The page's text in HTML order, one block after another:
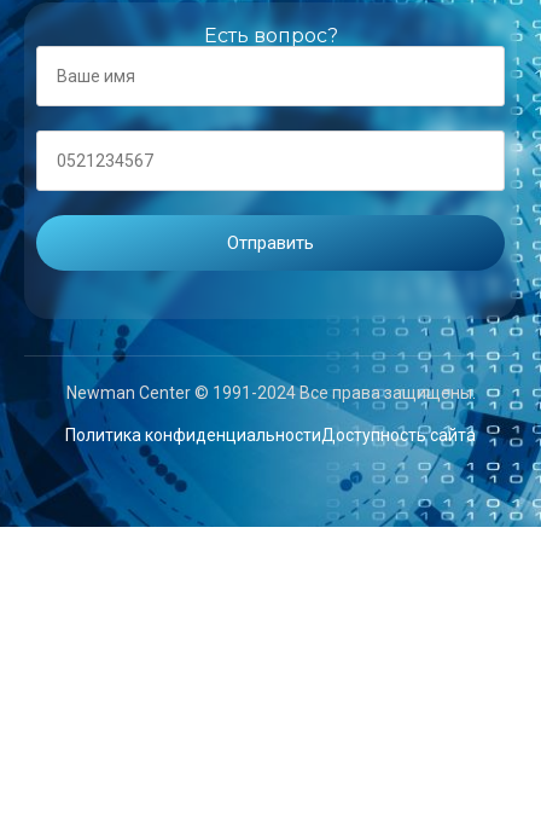
Есть вопрос?
Newman Center © 1991-2024 Все права защищены.
Политика конфиденциальностиДоступность сайта